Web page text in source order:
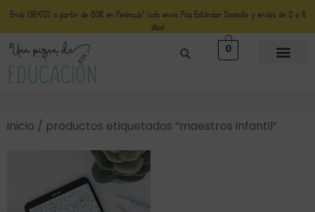
Envío GRATIS a partir de 50€ en Península* (solo envio Paq Estándar Domicilio y envíos de 3 a 5
días)
0
inicio / productos etiquetados “maestros infantil”